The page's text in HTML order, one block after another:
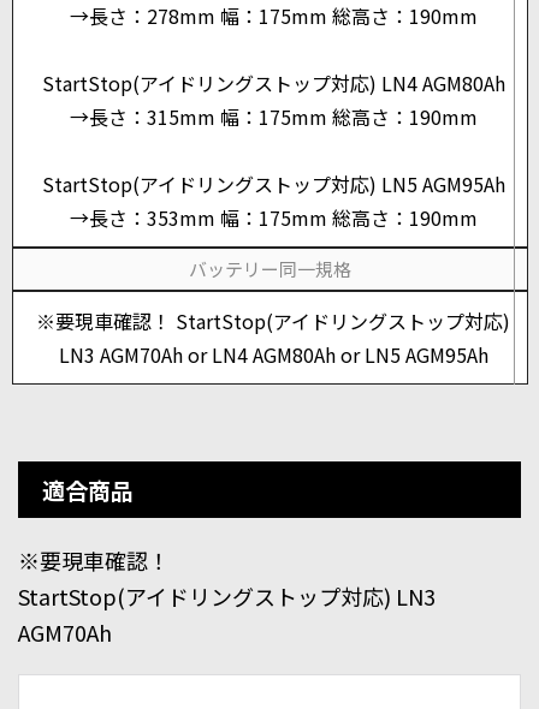
→長さ：278mm 幅：175mm 総高さ：190mm
StartStop(アイドリングストップ対応) LN4 AGM80Ah
→長さ：315mm 幅：175mm 総高さ：190mm
StartStop(アイドリングストップ対応) LN5 AGM95Ah
→長さ：353mm 幅：175mm 総高さ：190mm
バッテリー同一規格
※要現車確認！ StartStop(アイドリングストップ対応)
LN3 AGM70Ah or LN4 AGM80Ah or LN5 AGM95Ah
適合商品
※要現車確認！
StartStop(アイドリングストップ対応) LN3
AGM70Ah